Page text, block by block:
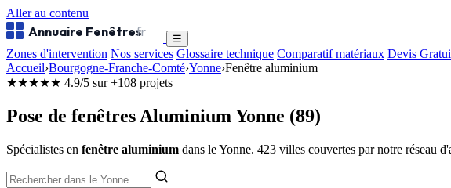
Aller au contenu
Annuaire Fenêtres
.fr ☰
Zones d'intervention Nos services Glossaire technique Comparatif matériaux Devis
Accueil›Bourgogne-Franche-Comté›Yonne›Fenêtre aluminium
★★★★★ 4.9/5 sur +108 projets
Pose de fenêtres Aluminium Yonne (89)
Spécialistes en fenêtre aluminium dans le Yonne. 423 villes couvertes par notre réseau